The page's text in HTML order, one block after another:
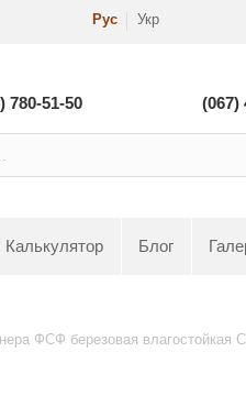
Рус Укр
780-51-50 (067)
Калькулятор Блог
ФСФ березовая влагостойкая